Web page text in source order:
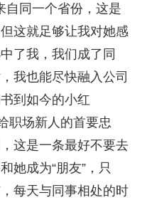
自同一个省份，这是
这就足够让我对她感
了我，我们成了同
我也能尽快融入公司
到如今的小红
职场新人的首要忠
这是一条最好不要去
她成为“朋友”，只
每天与同事相处的时